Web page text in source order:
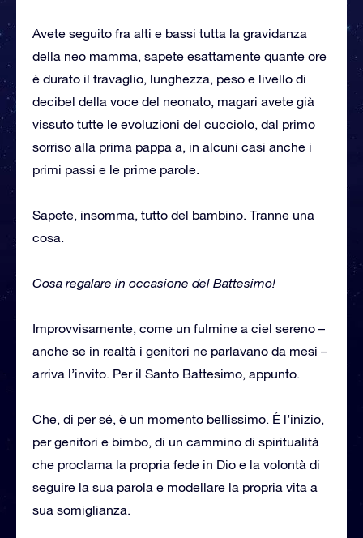
Avete seguito fra alti e bassi tutta la gravidanza
della neo mamma, sapete esattamente quante ore
è durato il travaglio, lunghezza, peso e livello di
decibel della voce del neonato, magari avete già
vissuto tutte le evoluzioni del cucciolo, dal primo
sorriso alla prima pappa a, in alcuni casi anche i
primi passi e le prime parole.
Sapete, insomma, tutto del bambino. Tranne una
cosa.
Cosa regalare in occasione del Battesimo!
Improvvisamente, come un fulmine a ciel sereno –
anche se in realtà i genitori ne parlavano da mesi –
arriva l’invito. Per il Santo Battesimo, appunto.
Che, di per sé, è un momento bellissimo. É l’inizio,
per genitori e bimbo, di un cammino di spiritualità
che proclama la propria fede in Dio e la volontà di
seguire la sua parola e modellare la propria vita a
sua somiglianza.